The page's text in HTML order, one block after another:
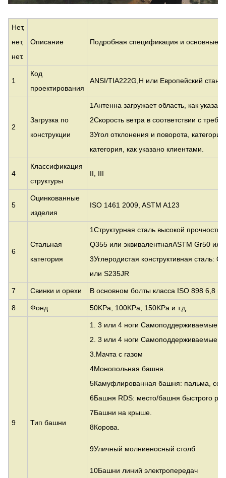
Нет,
нет,
нет.
Описание Подробная спецификация и основные
1
Код
проектирования
ANSI/TIA222G,H или Европейский
2
Загрузка по
конструкции
1Антенна загружает область, как
2Скорость ветра в соответствии с
3Угол отклонения и поворота,
категория, как указано клиентами.
4
Классификация
структуры
II, III
5
Оцинкованные
изделия
ISO 1461 2009, ASTM A123
6
Стальная
категория
1Структурная сталь высокой прочности
Q355 или эквивалентнаяASTM Gr50
3Углеродистая конструктивная сталь:
или S235JR
7 Свинки и орехи В основном болты класса ISO 898 6,8 и
8 Фонд 50KPa, 100KPa, 150KPa и т.д.
9 Тип башни
1. 3 или 4 ноги Самоподдерживаемые
2. 3 или 4 ноги Самоподдерживаемые
3.Мачта с газом
4Монопольная башня.
5Камуфлированная башня: пальма,
6Башня RDS: место/башня быстрого
7Башни на крыше.
8Корова.
9Уличный молниеносный столб
10Башни линий электропередач